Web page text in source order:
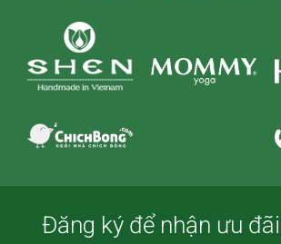
Đăng ký để nhận ưu